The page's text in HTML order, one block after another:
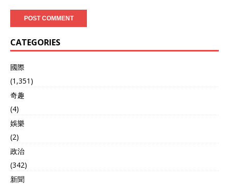
CATEGORIES
國際
(1,351)
奇趣
(4)
娛樂
(2)
政治
(342)
新聞